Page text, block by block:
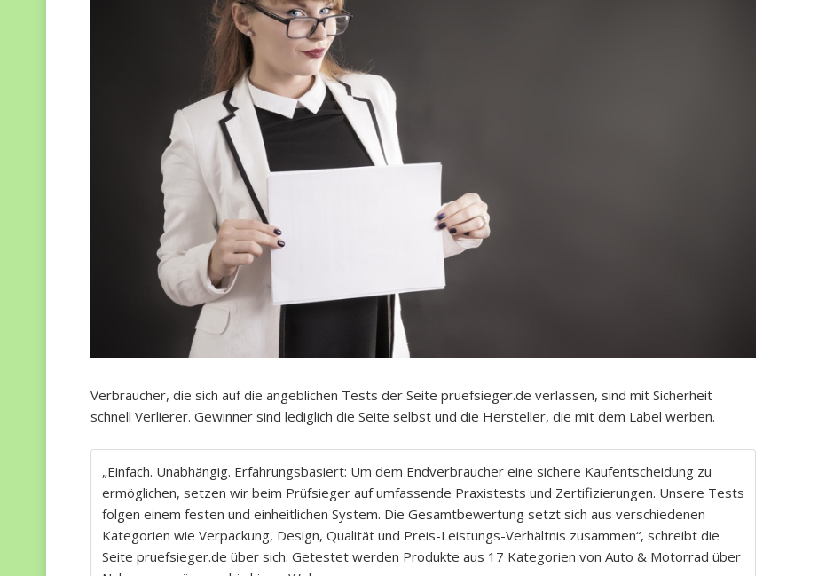
Verbraucher, die sich auf die angeblichen Tests der Seite pruefsieger.de verlassen, sind mit Sicherheit
schnell Verlierer. Gewinner sind lediglich die Seite selbst und die Hersteller, die mit dem Label werben.
„Einfach. Unabhängig. Erfahrungsbasiert: Um dem Endverbraucher eine sichere Kaufentscheidung zu
ermöglichen, setzen wir beim Prüfsieger auf umfassende Praxistests und Zertifizierungen. Unsere Tests
folgen einem festen und einheitlichen System. Die Gesamtbewertung setzt sich aus verschiedenen
Kategorien wie Verpackung, Design, Qualität und Preis-Leistungs-Verhältnis zusammen“, schreibt die
Seite pruefsieger.de über sich. Getestet werden Produkte aus 17 Kategorien von Auto & Motorrad über